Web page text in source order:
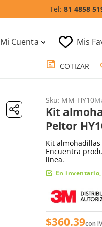
81 4858
Mi Cuenta Mis
Sku: MM-HY10
Kit
Peltor
Kit almohadillas
Encuentra
linea.
En
$360.39con